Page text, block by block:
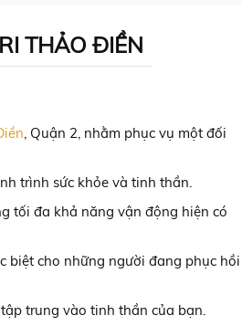
THẢO ĐIỀN
, Quận 2, nhằm phục vụ một đối
trình sức khỏe và tinh thần.
tối đa khả năng vận động hiện có
biệt cho những người đang phục hồi
trung vào tinh thần của bạn.